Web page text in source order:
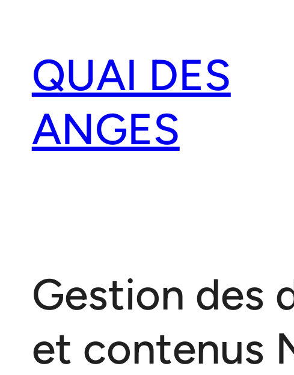
QUAI DES
ANGES
Gestion des
et contenus